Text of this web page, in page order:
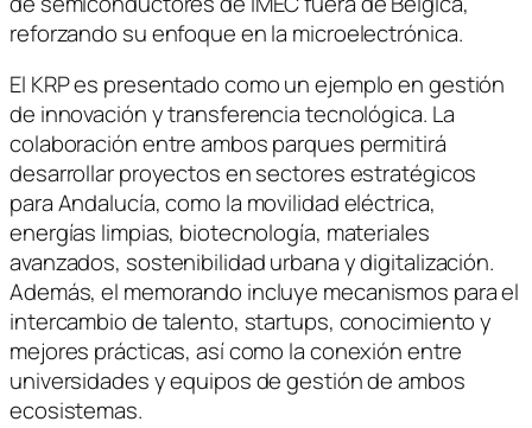
reforzando su enfoque en la microelectrónica.
El KRP es presentado como un ejemplo en gestión
de innovación y transferencia tecnológica. La
colaboración entre ambos parques permitirá
desarrollar proyectos en sectores estratégicos
para Andalucía, como la movilidad eléctrica,
energías limpias, biotecnología, materiales
avanzados, sostenibilidad urbana y digitalización.
Además, el memorando incluye mecanismos para el
intercambio de talento, startups, conocimiento y
mejores prácticas, así como la conexión entre
universidades y equipos de gestión de ambos
ecosistemas.